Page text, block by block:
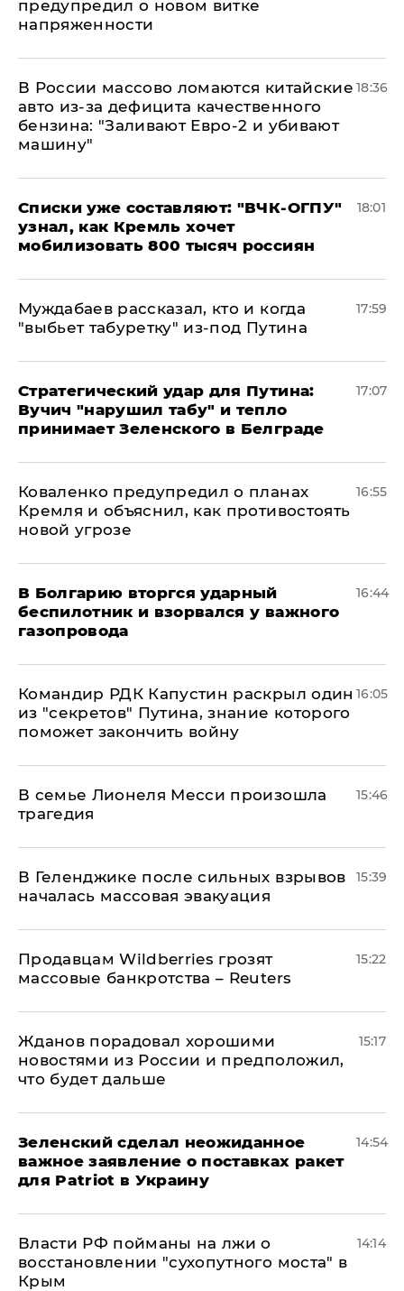
предупредил о новом витке
напряженности
В России массово ломаются китайские
авто из-за дефицита качественного
бензина: "Заливают Евро-2 и убивают
машину"
18:36
Списки уже составляют: "ВЧК-ОГПУ"
узнал, как Кремль хочет
мобилизовать 800 тысяч россиян
18:01
Муждабаев рассказал, кто и когда
"выбьет табуретку" из-под Путина
17:59
Стратегический удар для Путина:
Вучич "нарушил табу" и тепло
принимает Зеленского в Белграде
17:07
Коваленко предупредил о планах
Кремля и объяснил, как противостоять
новой угрозе
16:55
В Болгарию вторгся ударный
беспилотник и взорвался у важного
газопровода
16:44
Командир РДК Капустин раскрыл один
из "секретов" Путина, знание которого
поможет закончить войну
16:05
В семье Лионеля Месси произошла
трагедия
15:46
В Геленджике после сильных взрывов
началась массовая эвакуация
15:39
Продавцам Wildberries грозят
массовые банкротства – Reuters
15:22
Жданов порадовал хорошими
новостями из России и предположил,
что будет дальше
15:17
Зеленский сделал неожиданное
важное заявление о поставках ракет
для Patriot в Украину
14:54
Власти РФ пойманы на лжи о
восстановлении "сухопутного моста" в
Крым
14:14